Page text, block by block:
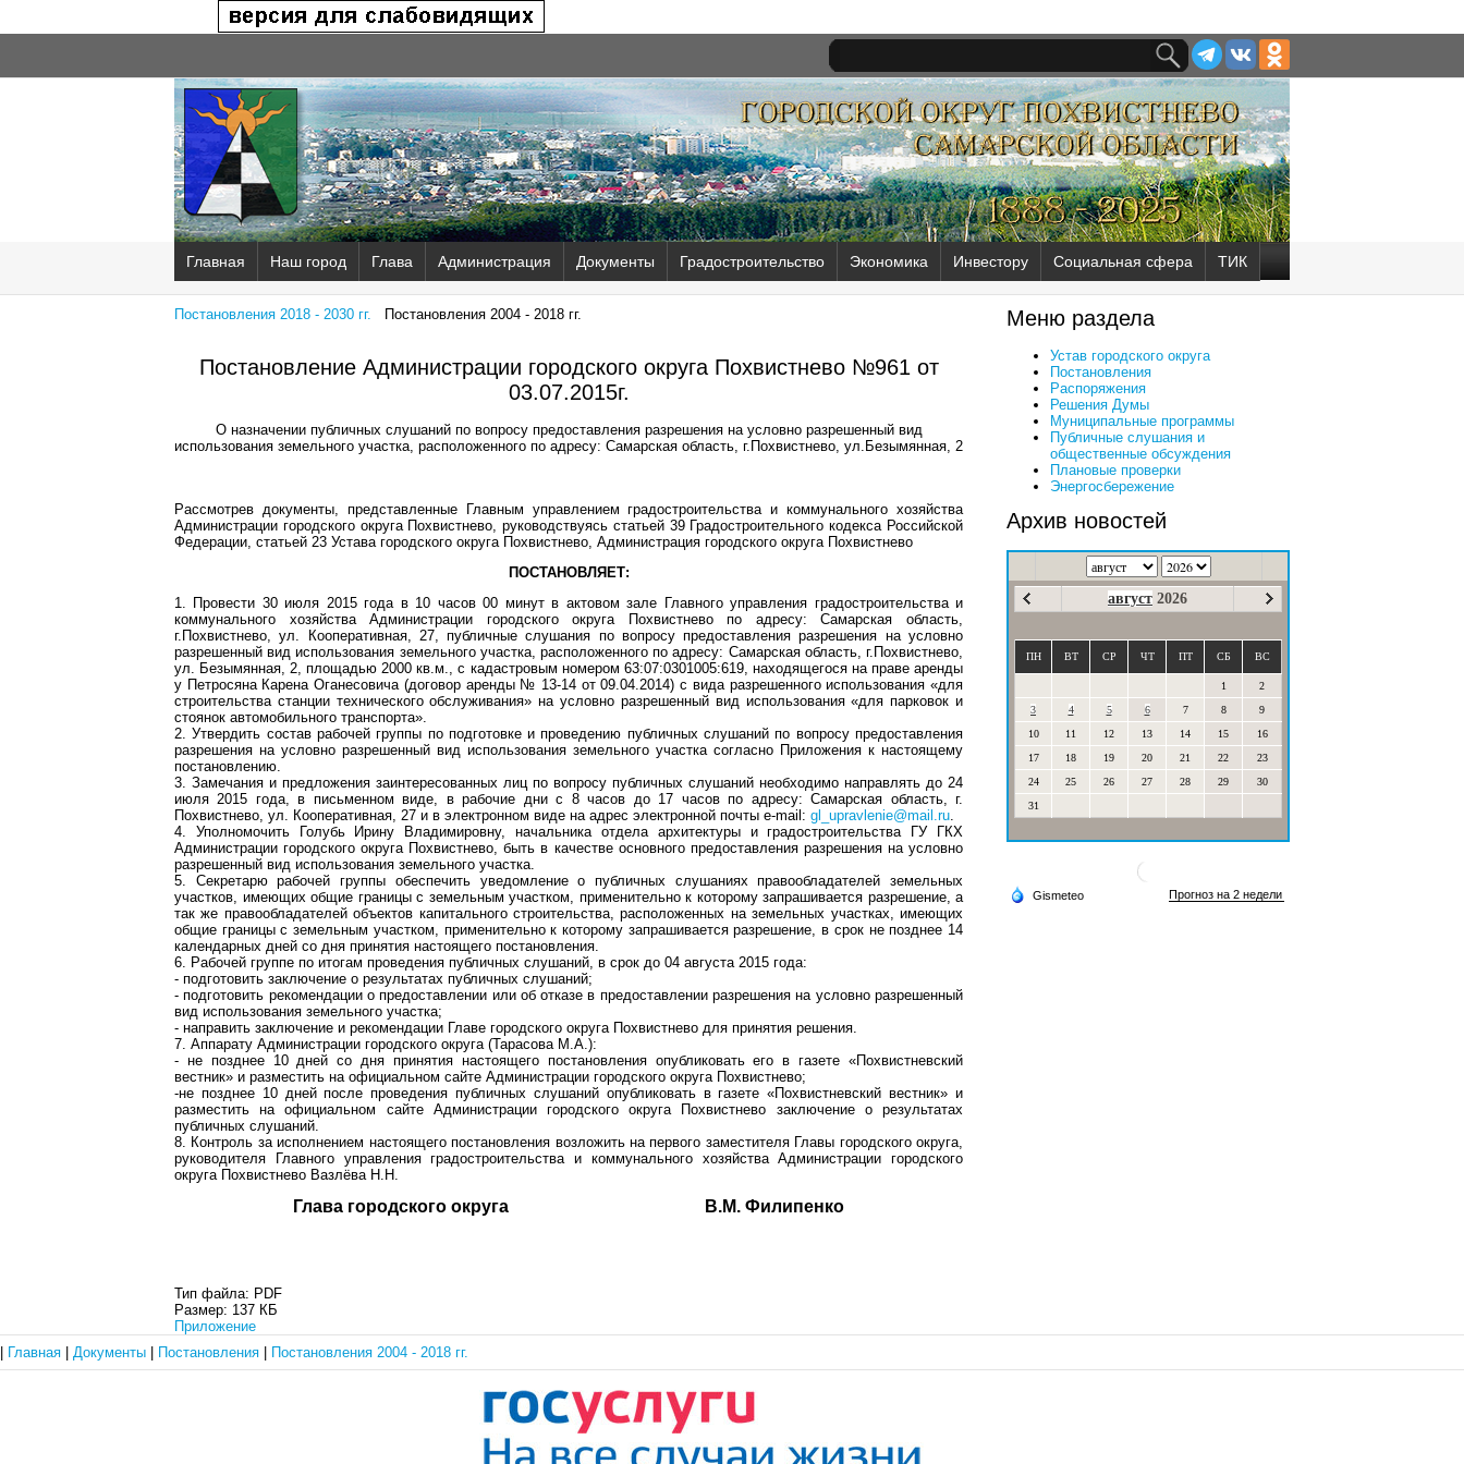
Главная Наш город Глава Администрация Документы Градостроительство Экономика Инвестору Социальная сфера ТИК
Постановления 2018 - 2030 гг. Постановления 2004 - 2018 гг.
Постановление Администрации городского округа Похвистнево №961 от
03.07.2015г.
О назначении публичных слушаний по вопросу предоставления разрешения на условно разрешенный вид
использования земельного участка, расположенного по адресу: Самарская область, г.Похвистнево, ул.Безымянная, 2
Рассмотрев документы, представленные Главным управлением градостроительства и коммунального хозяйства
Администрации городского округа Похвистнево, руководствуясь статьей 39 Градостроительного кодекса Российской
Федерации, статьей 23 Устава городского округа Похвистнево, Администрация городского округа Похвистнево
ПОСТАНОВЛЯЕТ:
1. Провести 30 июля 2015 года в 10 часов 00 минут в актовом зале Главного управления градостроительства и
коммунального хозяйства Администрации городского округа Похвистнево по адресу: Самарская область,
г.Похвистнево, ул. Кооперативная, 27, публичные слушания по вопросу предоставления разрешения на условно
разрешенный вид использования земельного участка, расположенного по адресу: Самарская область, г.Похвистнево,
ул. Безымянная, 2, площадью 2000 кв.м., с кадастровым номером 63:07:0301005:619, находящегося на праве аренды
у Петросяна Карена Оганесовича (договор аренды № 13-14 от 09.04.2014) с вида разрешенного использования «для
строительства станции технического обслуживания» на условно разрешенный вид использования «для парковок и
стоянок автомобильного транспорта».
2. Утвердить состав рабочей группы по подготовке и проведению публичных слушаний по вопросу предоставления
разрешения на условно разрешенный вид использования земельного участка согласно Приложения к настоящему
постановлению.
3. Замечания и предложения заинтересованных лиц по вопросу публичных слушаний необходимо направлять до 24
июля 2015 года, в письменном виде, в рабочие дни с 8 часов до 17 часов по адресу: Самарская область, г.
Похвистнево, ул. Кооперативная, 27 и в электронном виде на адрес электронной почты e-mail: gl_upravlenie@mail.ru.
4. Уполномочить Голубь Ирину Владимировну, начальника отдела архитектуры и градостроительства ГУ ГКХ
Администрации городского округа Похвистнево, быть в качестве основного предоставления разрешения на условно
разрешенный вид использования земельного участка.
5. Секретарю рабочей группы обеспечить уведомление о публичных слушаниях правообладателей земельных
участков, имеющих общие границы с земельным участком, применительно к которому запрашивается разрешение, а
так же правообладателей объектов капитального строительства, расположенных на земельных участках, имеющих
общие границы с земельным участком, применительно к которому запрашивается разрешение, в срок не позднее 14
календарных дней со дня принятия настоящего постановления.
6. Рабочей группе по итогам проведения публичных слушаний, в срок до 04 августа 2015 года:
- подготовить заключение о результатах публичных слушаний;
- подготовить рекомендации о предоставлении или об отказе в предоставлении разрешения на условно разрешенный
вид использования земельного участка;
- направить заключение и рекомендации Главе городского округа Похвистнево для принятия решения.
7. Аппарату Администрации городского округа (Тарасова М.А.):
- не позднее 10 дней со дня принятия настоящего постановления опубликовать его в газете «Похвистневский
вестник» и разместить на официальном сайте Администрации городского округа Похвистнево;
-не позднее 10 дней после проведения публичных слушаний опубликовать в газете «Похвистневский вестник» и
разместить на официальном сайте Администрации городского округа Похвистнево заключение о результатах
публичных слушаний.
8. Контроль за исполнением настоящего постановления возложить на первого заместителя Главы городского округа,
руководителя Главного управления градостроительства и коммунального хозяйства Администрации городского
округа Похвистнево Вазлёва Н.Н.
Глава городского округа В.М. Филипенко
Тип файла: PDF
Размер: 137 КБ
Приложение
Меню раздела
Устав городского округа
Постановления
Распоряжения
Решения Думы
Муниципальные программы
Публичные слушания и
общественные обсуждения
Плановые проверки
Энергосбережение
Архив новостей
август 2026
ПН ВТ СР ЧТ ПТ СБ ВС
1
2
3
4 5 6 7 8
9
10
11 12 13 14 15
16
17
18 19 20 21 22
23
24
25 26 27 28 29
30
31
Главная Документы Постановления Постановления 2004 - 2018 гг.